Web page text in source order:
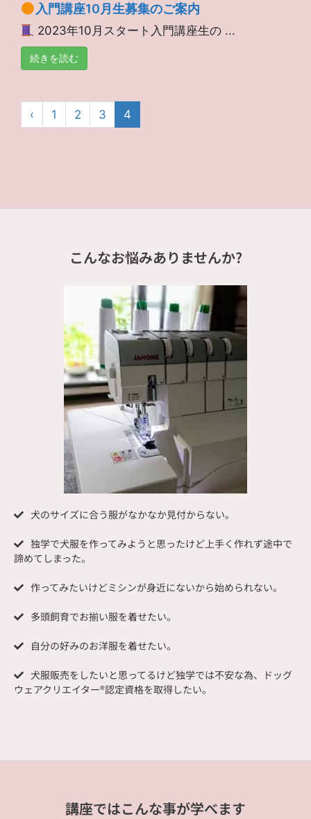
入門講座10月生募集のご案内
2023年10月スタート入門講座生の ...
続きを読む
‹ 1 2 3 4
こんなお悩みありませんか?
犬のサイズに合う服がなかなか見付からない。
独学で犬服を作ってみようと思ったけど上手く作れず途中で
諦めてしまった。
作ってみたいけどミシンが身近にないから始められない。
多頭飼育でお揃い服を着せたい。
自分の好みのお洋服を着せたい。
犬服販売をしたいと思ってるけど独学では不安な為、ドッグ
ウェアクリエイター®認定資格を取得したい。
講座ではこんな事が学べます